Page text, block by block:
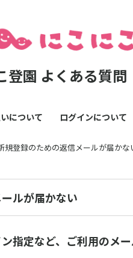
登園 よくある質問
について ログインについて
規登録のための返信メールが届かな
ルが届かない
指定など、ご利用のメ